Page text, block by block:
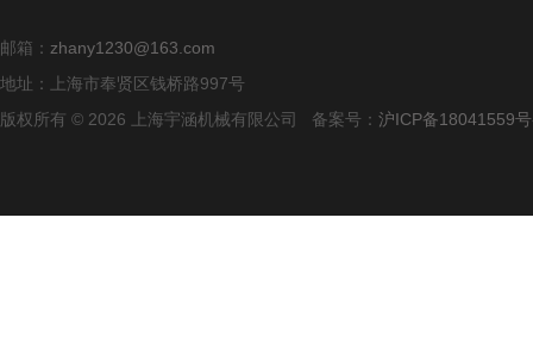
邮箱： zhany1230@163.com
地址：上海市奉贤区钱桥路997号
版权所有 © 2026 上海宇涵机械有限公司 备案号： 沪ICP备18041559